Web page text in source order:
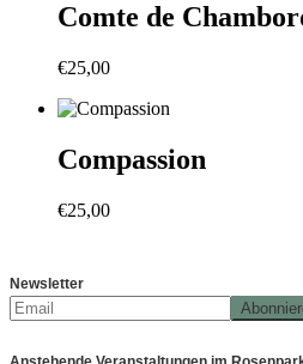
Comte de
€25,00
Compassion
€25,00
Newsletter